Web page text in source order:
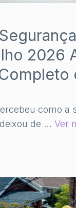
2026
como a
de … Ver